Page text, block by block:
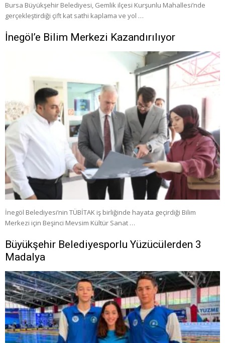
Bursa Büyükşehir Belediyesi, Gemlik ilçesi Kurşunlu Mahallesi’nde
gerçekleştirdiği çift kat sathi kaplama ve yol …
İnegöl’e Bilim Merkezi Kazandırılıyor
İnegöl Belediyesi’nin TÜBİTAK iş birliğinde hayata geçirdiği Bilim
Merkezi için Beşinci Mevsim Kültür Sanat …
Büyükşehir Belediyesporlu Yüzücülerden 3
Madalya